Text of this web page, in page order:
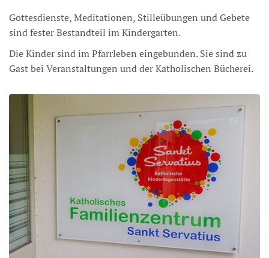
Gottesdienste, Meditationen, Stilleübungen und Gebete
sind fester Bestandteil im Kindergarten.
Die Kinder sind im Pfarrleben eingebunden. Sie sind zu
Gast bei Veranstaltungen und der Katholischen Bücherei.